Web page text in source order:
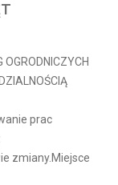
prac
zmiany.Miejsce